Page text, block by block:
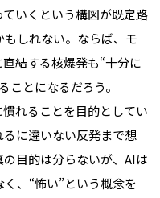
いくという構図が既定路
しれない。ならば、モ
結する核爆発も“十分に
ことになるだろう。
れることを目的としてい
に違いない反発まで想
目的は分らないが、AIは
、“怖い”という概念を